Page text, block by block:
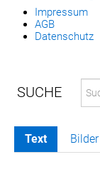
Impressum
AGB
Datenschutz
MELDUNGEN
Text Bilder